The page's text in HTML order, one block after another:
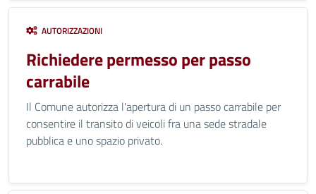
AUTORIZZAZIONI
Richiedere permesso per passo
carrabile
Il Comune autorizza l'apertura di un passo carrabile per
consentire il transito di veicoli fra una sede stradale
pubblica e uno spazio privato.